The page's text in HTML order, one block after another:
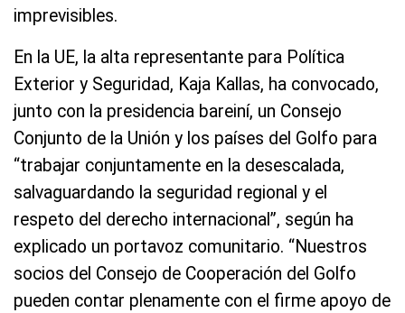
imprevisibles.
En la UE, la alta representante para Política
Exterior y Seguridad, Kaja Kallas, ha convocado,
junto con la presidencia bareiní, un Consejo
Conjunto de la Unión y los países del Golfo para
“trabajar conjuntamente en la desescalada,
salvaguardando la seguridad regional y el
respeto del derecho internacional”, según ha
explicado un portavoz comunitario. “Nuestros
socios del Consejo de Cooperación del Golfo
pueden contar plenamente con el firme apoyo de